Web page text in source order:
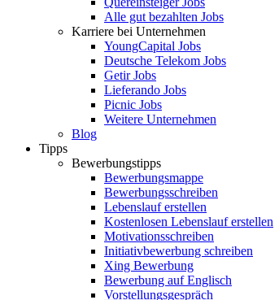
Alle gut bezahlten Jobs
Karriere bei Unternehmen
YoungCapital Jobs
Deutsche Telekom Jobs
Getir Jobs
Lieferando Jobs
Picnic Jobs
Weitere Unternehmen
Blog
Tipps
Bewerbungstipps
Bewerbungsmappe
Bewerbungsschreiben
Lebenslauf erstellen
Kostenlosen Lebenslauf erstellen
Motivationsschreiben
Initiativbewerbung schreiben
Xing Bewerbung
Bewerbung auf Englisch
Vorstellungsgespräch